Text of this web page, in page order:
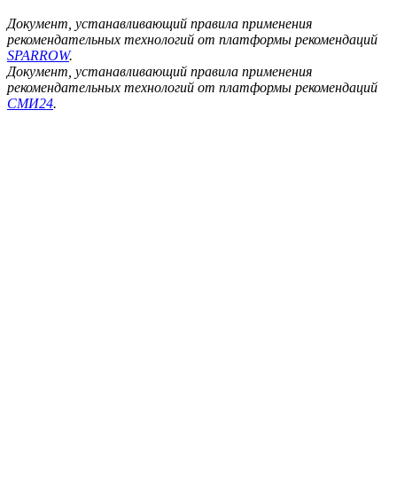
Документ, устанавливающий правила применения
рекомендательных технологий от платформы рекомендаций
SPARROW.
Документ, устанавливающий правила применения
рекомендательных технологий от платформы рекомендаций
СМИ24.